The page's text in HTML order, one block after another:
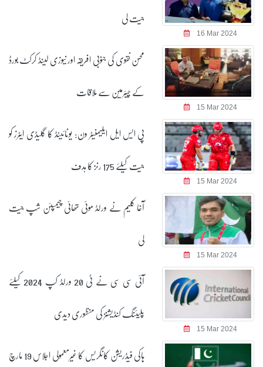
16 Mar 2024
جیت لی
15 Mar 2024
محسن نقوی کی جنوبی افریقہ اور نیوزی لینڈ کرکٹ بورڈ
کے چیئرمین سے ملاقات
15 Mar 2024
پی ایس ایل ایلیمنیٹر ون: یونائیٹڈ کا گلیڈی ایٹرز کو
جیت کیلئے 175 رنز کا ہدف
15 Mar 2024
آغا کلیم نے ورلڈ موئی تھائی چیمپئن شپ جیت
لی
15 Mar 2024
آئی سی سی نے ٹی 20 ورلڈ کپ 2024 کیلئے
پلیئنگ کنڈیشنز کی منظوری دیدی
ہاکی فیڈریشن کانگریس کا غیرمعمولی اجلاس 19 مارچ